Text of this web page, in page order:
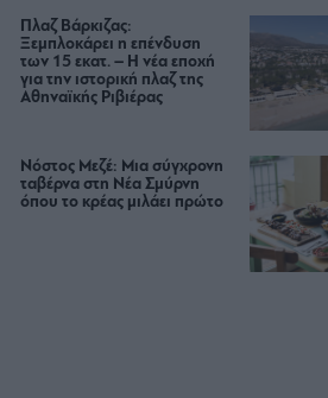
Πλαζ Βάρκιζας:
Ξεμπλοκάρει η επένδυση
των 15 εκατ. – Η νέα εποχή
για την ιστορική πλαζ της
Αθηναϊκής Ριβιέρας
Νόστος Μεζέ: Μια σύγχρονη
ταβέρνα στη Νέα Σμύρνη
όπου το κρέας μιλάει πρώτο